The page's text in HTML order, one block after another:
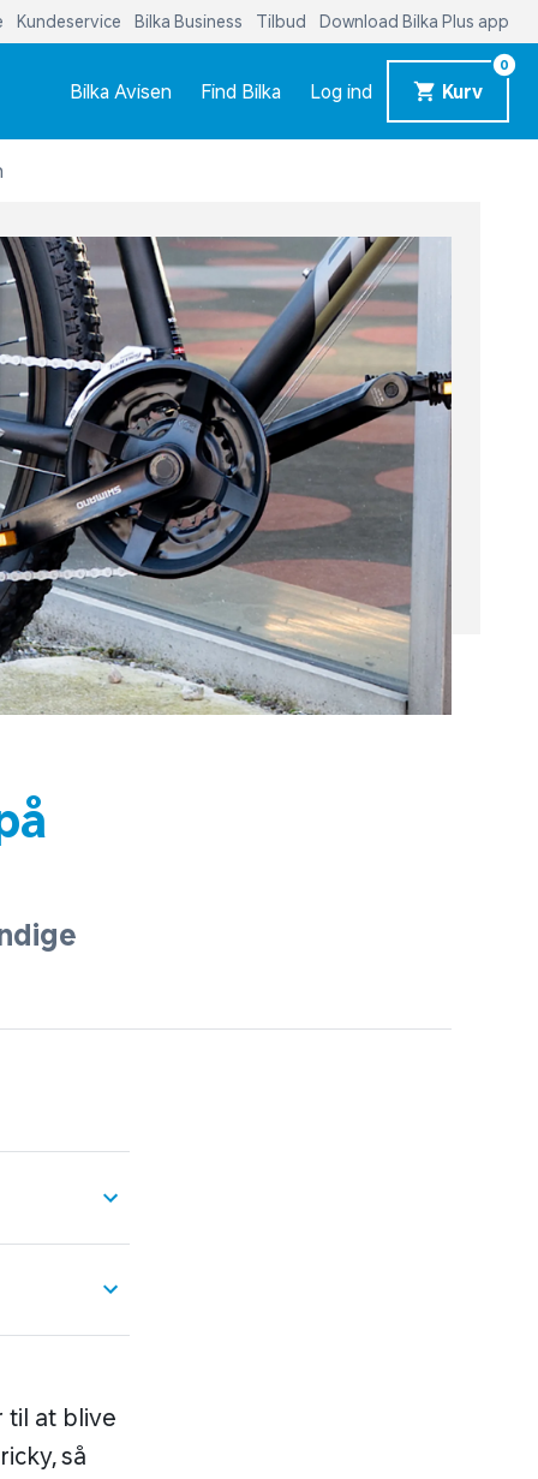
Kundeservice Bilka Business Tilbud Download Bilka Plus app
Bilka Avisen Find Bilka Log ind Kurv
0
til at blive
så